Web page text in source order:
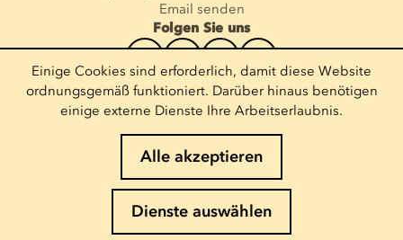
Email senden
Folgen Sie uns
Newsletter abonnieren
E-Mail eingeben
Cookies-Richtlinie
Einige Cookies sind erforderlich, damit diese Website
ordnungsgemäß funktioniert. Darüber hinaus benötigen
einige externe Dienste Ihre Arbeitserlaubnis.
Alle akzeptieren
Dienste auswählen